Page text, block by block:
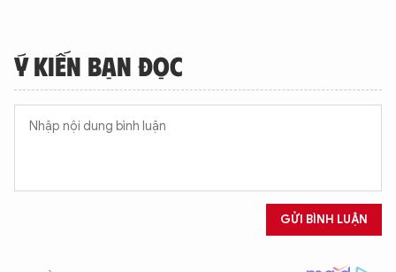
Ý KIẾN BẠN ĐỌC
GỬI BÌNH LUẬN